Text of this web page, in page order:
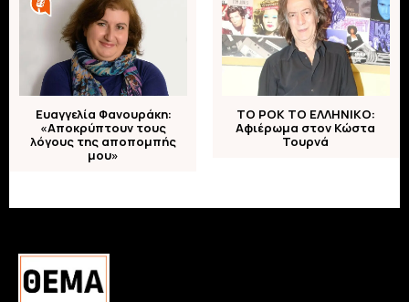
Ευαγγελία Φανουράκη:
«Αποκρύπτουν τους
λόγους της αποπομπής
μου»
ΤΟ ΡΟΚ ΤΟ ΕΛΛΗΝΙΚΟ:
Αφιέρωμα στον Κώστα
Τουρνά